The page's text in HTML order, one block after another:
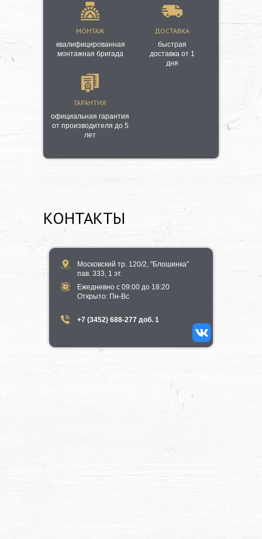
ГАРАНТИЯ
ДОСТАВКА
МОНТАЖ
официальная гарантия
от производителя до 5
лет
быстрая
доставка от 1
дня
квалифицированная
монтажная бригада
Московский тр. 120/2, "Блошинка"
пав. 333, 1 эт.
Ежедневно с 09:00 до 18:20
​Открыто​: Пн-Вс
+7 (3452) 688-277 доб. 1
КОНТАКТЫ